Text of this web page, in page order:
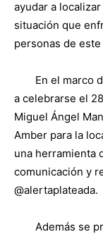
ayudar a
situación que
personas de
En el marco
a celebrarse el
Miguel Ángel
Amber para la
una herramienta
comunicación y
@alertaplateada.
Además se